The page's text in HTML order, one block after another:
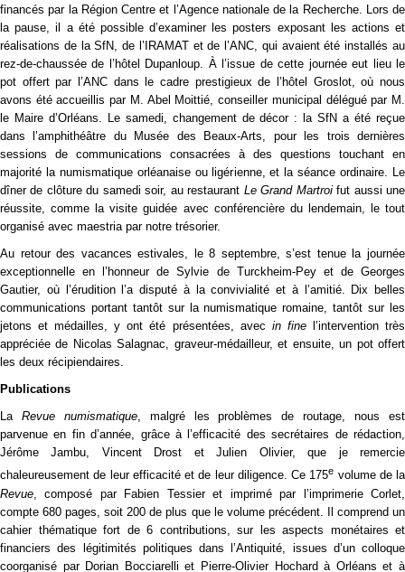
financés par la Région Centre et l’Agence nationale de la Recherche. Lors de
la pause, il a été possible d’examiner les posters exposant les actions et
réalisations de la SfN, de l’IRAMAT et de l’ANC, qui avaient été installés au
rez-de-chaussée de l’hôtel Dupanloup. À l’issue de cette journée eut lieu le
pot offert par l’ANC dans le cadre prestigieux de l’hôtel Groslot, où nous
avons été accueillis par M. Abel Moittié, conseiller municipal délégué par M.
le Maire d’Orléans. Le samedi, changement de décor : la SfN a été reçue
dans l’amphithéâtre du Musée des Beaux-Arts, pour les trois dernières
sessions de communications consacrées à des questions touchant en
majorité la numismatique orléanaise ou ligérienne, et la séance ordinaire. Le
dîner de clôture du samedi soir, au restaurant Le Grand Martroifut aussi une
réussite, comme la visite guidée avec conférencière du lendemain, le tout
organisé avec maestria par notre trésorier.
Au retour des vacances estivales, le 8 septembre, s’est tenue la journée
exceptionnelle en l’honneur de Sylvie de Turckheim-Pey et de Georges
Gautier, où l’érudition l’a disputé à la convivialité et à l’amitié. Dix belles
communications portant tantôt sur la numismatique romaine, tantôt sur les
jetons et médailles, y ont été présentées, avec in finel’intervention très
appréciée de Nicolas Salagnac, graveur-médailleur, et ensuite, un pot offert
les deux récipiendaires.
Publications
La Revue numismatique, malgré les problèmes de routage, nous est
parvenue en fin d’année, grâce à l’efficacité des secrétaires de rédaction,
Jérôme Jambu, Vincent Drost et Julien Olivier, que je remercie
chaleureusement de leur efficacité et de leur diligence. Ce 175e volume de la
Revue , composé par Fabien Tessier et imprimé par l’imprimerie Corlet,
compte 680 pages, soit 200 de plus que le volume précédent. Il comprend un
cahier thématique fort de 6 contributions, sur les aspects monétaires et
financiers des légitimités politiques dans l’Antiquité, issues d’un colloque
coorganisé par Dorian Bocciarelli et Pierre-Olivier Hochard à Orléans et à